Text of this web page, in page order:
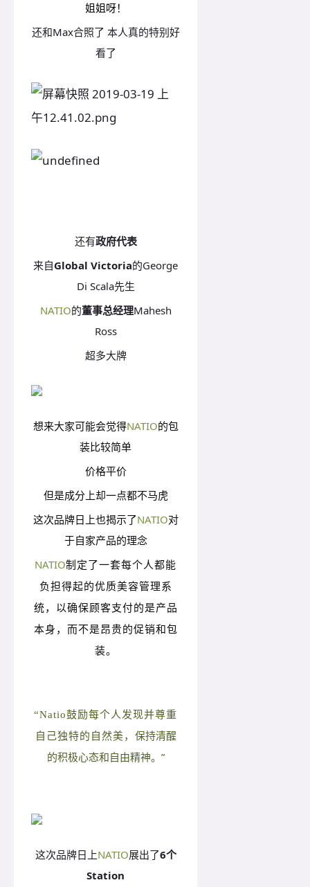
姐姐呀！
还和Max合照了 本人真的特别好
看了
还有政府代表
来自Global Victoria的George
Di Scala先生
NATIO的董事总经理Mahesh
Ross
超多大牌
想来大家可能会觉得NATIO的包
装比较简单
价格平价
但是成分上却一点都不马虎
这次品牌日上也揭示了NATIO对
于自家产品的理念
NATIO制定了一套每个人都能
负担得起的优质美容管理系
统，以确保顾客支付的是产品
本身，而不是昂贵的促销和包
装。
“Natio鼓励每个人发现并尊重
自己独特的自然美， 保持清醒
的积极心态和自由精神。”
这次品牌日上NATIO展出了6个
Station